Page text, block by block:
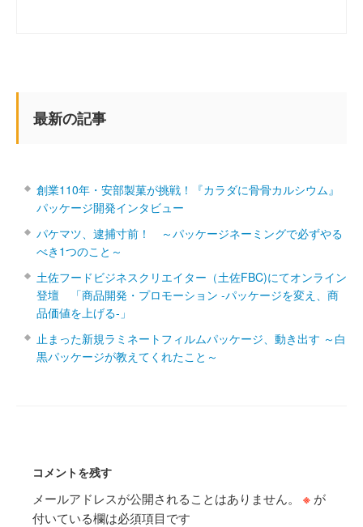
最新の記事
創業110年・安部製菓が挑戦！『カラダに骨骨カルシウム』
パッケージ開発インタビュー
パケマツ、逮捕寸前！ ～パッケージネーミングで必ずやる
べき1つのこと～
土佐フードビジネスクリエイター（土佐FBC)にてオンライン
登壇 「商品開発・プロモーション ‐パッケージを変え、商
品価値を上げる‐」
止まった新規ラミネートフィルムパッケージ、動き出す ～白
黒パッケージが教えてくれたこと～
コメントを残す
メールアドレスが公開されることはありません。 ※ が
付いている欄は必須項目です